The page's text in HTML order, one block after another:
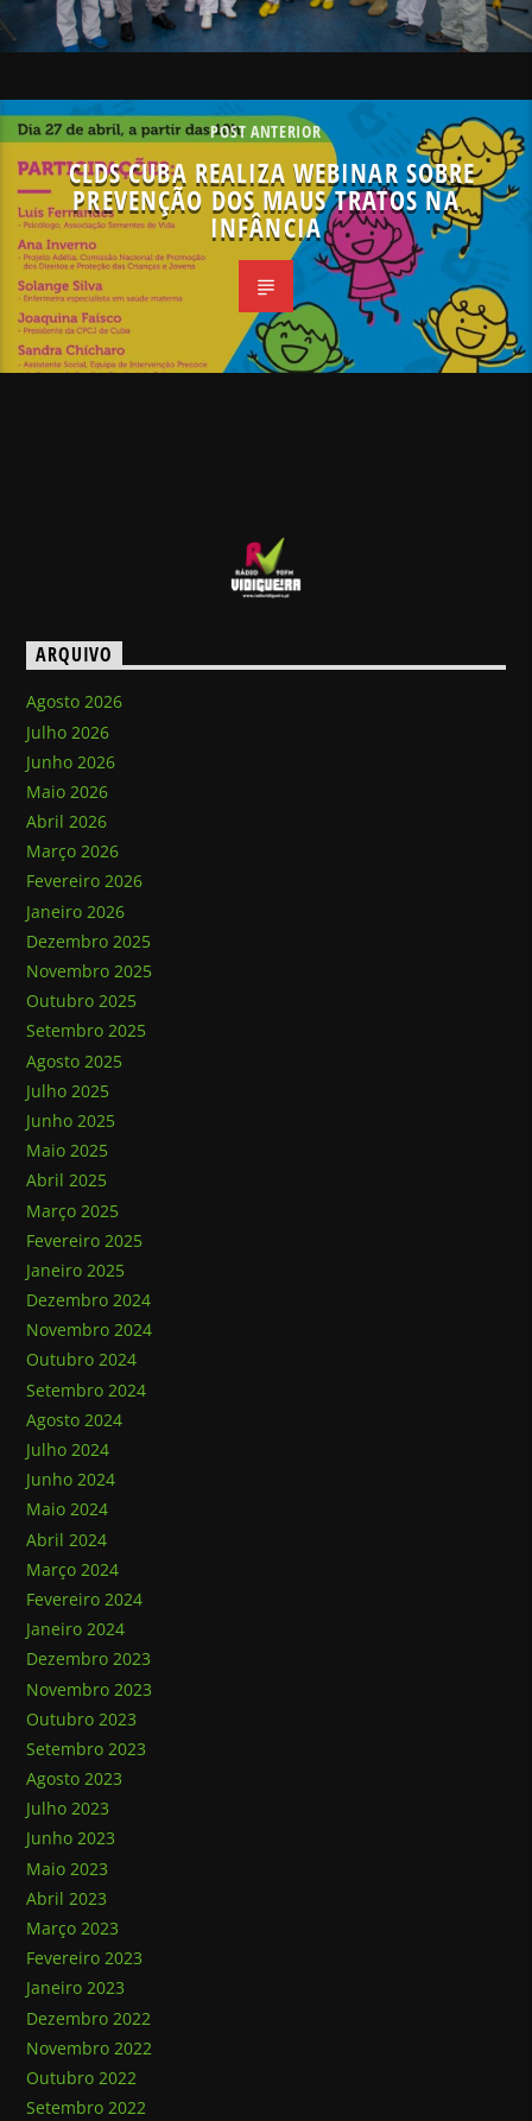
POST ANTERIOR
CLDS CUBA REALIZA WEBINAR SOBRE
PREVENÇÃO DOS MAUS TRATOS NA
INFÂNCIA
ARQUIVO
Agosto 2026
Julho 2026
Junho 2026
Maio 2026
Abril 2026
Março 2026
Fevereiro 2026
Janeiro 2026
Dezembro 2025
Novembro 2025
Outubro 2025
Setembro 2025
Agosto 2025
Julho 2025
Junho 2025
Maio 2025
Abril 2025
Março 2025
Fevereiro 2025
Janeiro 2025
Dezembro 2024
Novembro 2024
Outubro 2024
Setembro 2024
Agosto 2024
Julho 2024
Junho 2024
Maio 2024
Abril 2024
Março 2024
Fevereiro 2024
Janeiro 2024
Dezembro 2023
Novembro 2023
Outubro 2023
Setembro 2023
Agosto 2023
Julho 2023
Junho 2023
Maio 2023
Abril 2023
Março 2023
Fevereiro 2023
Janeiro 2023
Dezembro 2022
Novembro 2022
Outubro 2022
Setembro 2022